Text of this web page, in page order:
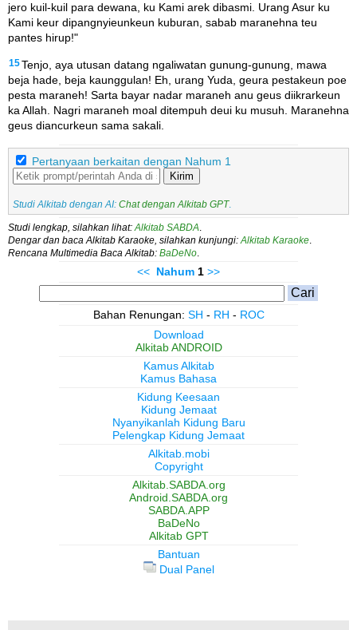
jero kuil-kuil para dewana, ku Kami arek dibasmi. Urang Asur ku
Kami keur dipangnyieunkeun kuburan, sabab maranehna teu
pantes hirup!"
15Tenjo, aya utusan datang ngaliwatan gunung-gunung, mawa
beja hade, beja kaunggulan! Eh, urang Yuda, geura pestakeun poe
pesta maraneh! Sarta bayar nadar maraneh anu geus diikrarkeun
ka Allah. Nagri maraneh moal ditempuh deui ku musuh. Maranehna
geus diancurkeun sama sakali.
Pertanyaan berkaitan dengan Nahum 1
Kirim
Studi Alkitab dengan AI: Chat dengan Alkitab GPT
Studi lengkap, silahkan lihat: Alkitab SABDA
Dengar dan baca Alkitab Karaoke, silahkan kunjungi: Alkitab Karaoke
Rencana Multimedia Baca Alkitab: BaDeNo
<< Nahum 1 >>
Bahan Renungan: SH - RH - ROC
Download
Alkitab ANDROID
Kamus Alkitab
Kamus Bahasa
Kidung Keesaan
Kidung Jemaat
Nyanyikanlah Kidung Baru
Pelengkap Kidung Jemaat
Alkitab.mobi
Copyright
Alkitab.SABDA.org
Android.SABDA.org
SABDA.APP
BaDeNo
Alkitab GPT
Bantuan
Dual Panel